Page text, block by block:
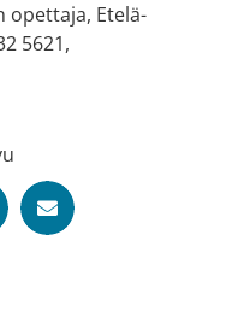
opettaja, Etelä-
5621,